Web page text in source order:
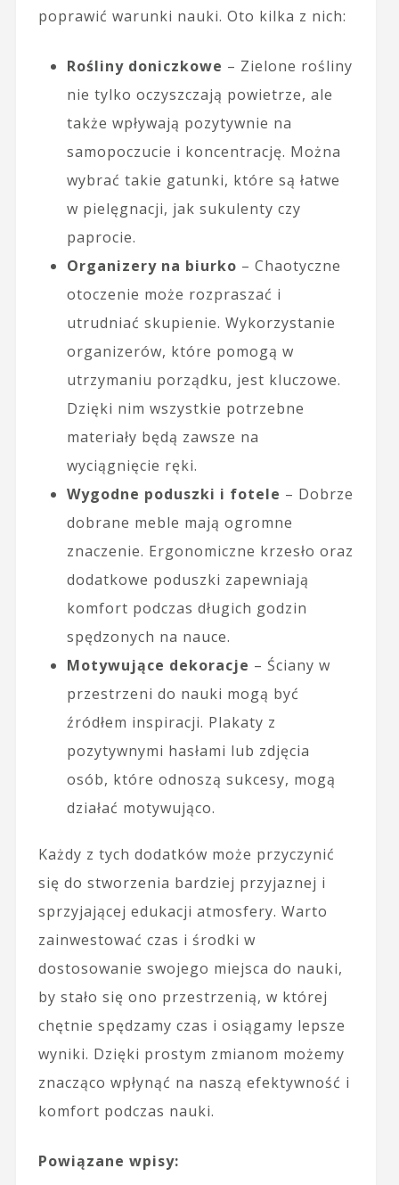
poprawić warunki nauki. Oto kilka z nich:
Rośliny doniczkowe – Zielone rośliny
nie tylko oczyszczają powietrze, ale
także wpływają pozytywnie na
samopoczucie i koncentrację. Można
wybrać takie gatunki, które są łatwe
w pielęgnacji, jak sukulenty czy
paprocie.
Organizery na biurko – Chaotyczne
otoczenie może rozpraszać i
utrudniać skupienie. Wykorzystanie
organizerów, które pomogą w
utrzymaniu porządku, jest kluczowe.
Dzięki nim wszystkie potrzebne
materiały będą zawsze na
wyciągnięcie ręki.
Wygodne poduszki i fotele – Dobrze
dobrane meble mają ogromne
znaczenie. Ergonomiczne krzesło oraz
dodatkowe poduszki zapewniają
komfort podczas długich godzin
spędzonych na nauce.
Motywujące dekoracje – Ściany w
przestrzeni do nauki mogą być
źródłem inspiracji. Plakaty z
pozytywnymi hasłami lub zdjęcia
osób, które odnoszą sukcesy, mogą
działać motywująco.
Każdy z tych dodatków może przyczynić
się do stworzenia bardziej przyjaznej i
sprzyjającej edukacji atmosfery. Warto
zainwestować czas i środki w
dostosowanie swojego miejsca do nauki,
by stało się ono przestrzenią, w której
chętnie spędzamy czas i osiągamy lepsze
wyniki. Dzięki prostym zmianom możemy
znacząco wpłynąć na naszą efektywność i
komfort podczas nauki.
Powiązane wpisy: